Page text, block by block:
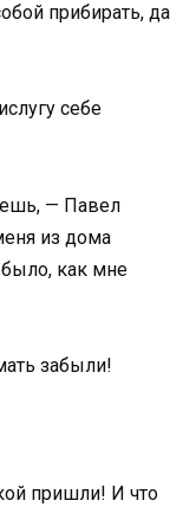
прибирать, да
себе
— Павел
из дома
как мне
забыли!
пришли! И что